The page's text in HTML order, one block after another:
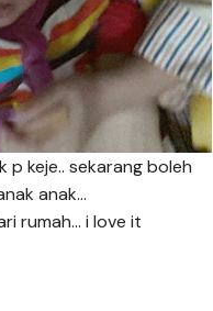
p keje.. sekarang boleh
anak…
rumah… i love it